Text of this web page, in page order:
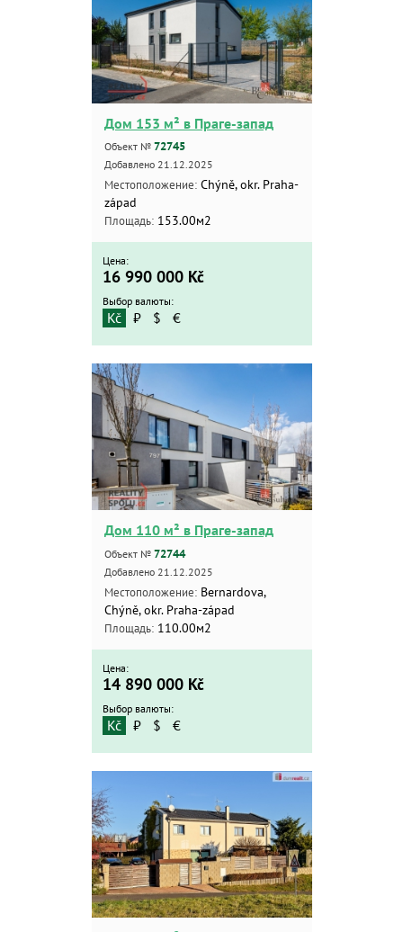
Дом 153 м² в Праге-запад
Объект № 72745
Добавлено 21.12.2025
Местоположение:Chýně, okr. Praha-
západ
Площадь:153.00м2
Цена:
16 990 000 Kč
Выбор валюты:
Kč ₽ $ €
Дом 110 м² в Праге-запад
Объект № 72744
Добавлено 21.12.2025
Местоположение:Bernardova,
Chýně, okr. Praha-západ
Площадь:110.00м2
Цена:
14 890 000 Kč
Выбор валюты:
Kč ₽ $ €